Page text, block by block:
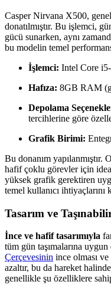
Casper Nirvana X500,
donatılmıştır. Bu işlemci,
gücü sunarken, aynı
bu modelin temel
İşlemci: Intel Core
Hafıza: 8GB RAM
Depolama
tercihlerine göre
Grafik Birimi:
Bu donanım yapılanmıştır.
hafif çoklu görevler için
yüksek grafik gerektiren
temel kullanıcı ihtiyaçlarını
Tasarım ve
İnce ve hafif tasarımıyla
tüm gün taşımalarına
Çerçevesinin ince olması ve
azaltır, bu da hareket
genellikle şu özelliklere